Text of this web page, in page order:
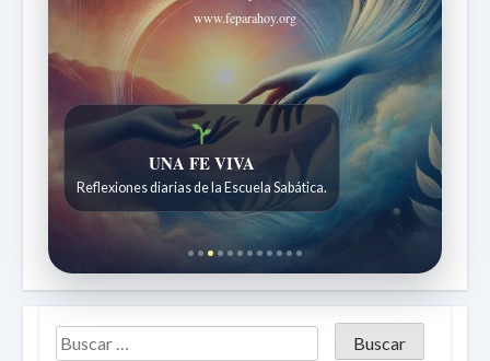
www.feparahoy.org
Historias bíblicas para maravillarse
Historias bíblicas para niños de 7 a 12 años.